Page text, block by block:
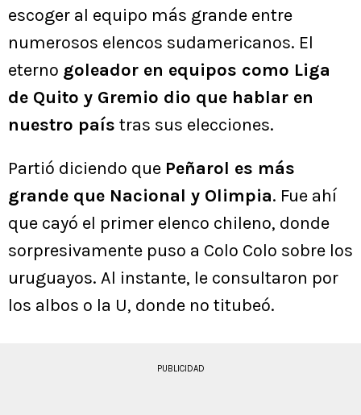
escoger al equipo más grande entre
numerosos elencos sudamericanos. El
eterno goleador en equipos como Liga
de Quito y Gremio dio que hablar en
nuestro país tras sus elecciones.
Partió diciendo que Peñarol es más
grande que Nacional y Olimpia. Fue ahí
que cayó el primer elenco chileno, donde
sorpresivamente puso a Colo Colo sobre los
uruguayos. Al instante, le consultaron por
los albos o la U, donde no titubeó.
PUBLICIDAD